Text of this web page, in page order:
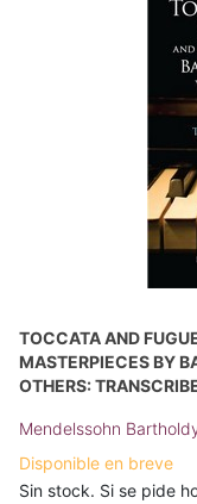
TOCCATA AND
MASTERPIECES BY
OTHERS:
Mendelssohn
Disponible en breve
Sin stock. Si se pide